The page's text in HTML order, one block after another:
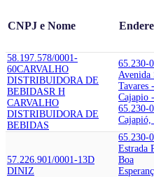
CNPJ e Nome
58.197.578/0001-
60CARVALHO
DISTRIBUIDORA DE
BEBIDASR H
CARVALHO
DISTRIBUIDORA DE
BEBIDAS
65.230-
Avenida
Tavares
Cajapio
65.230-
57.226.901/0001-13D
DINIZ
65.230-
Estrada
Boa